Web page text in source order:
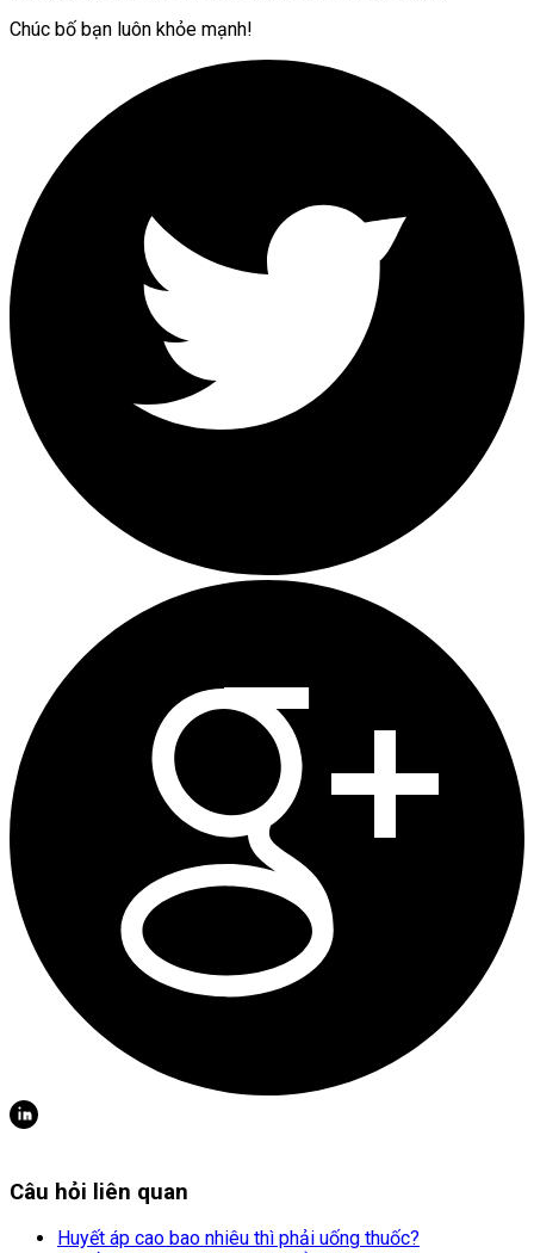
Chúc bố bạn luôn khỏe mạnh!
Câu hỏi liên quan
Huyết áp cao bao nhiêu thì phải uống thuốc?